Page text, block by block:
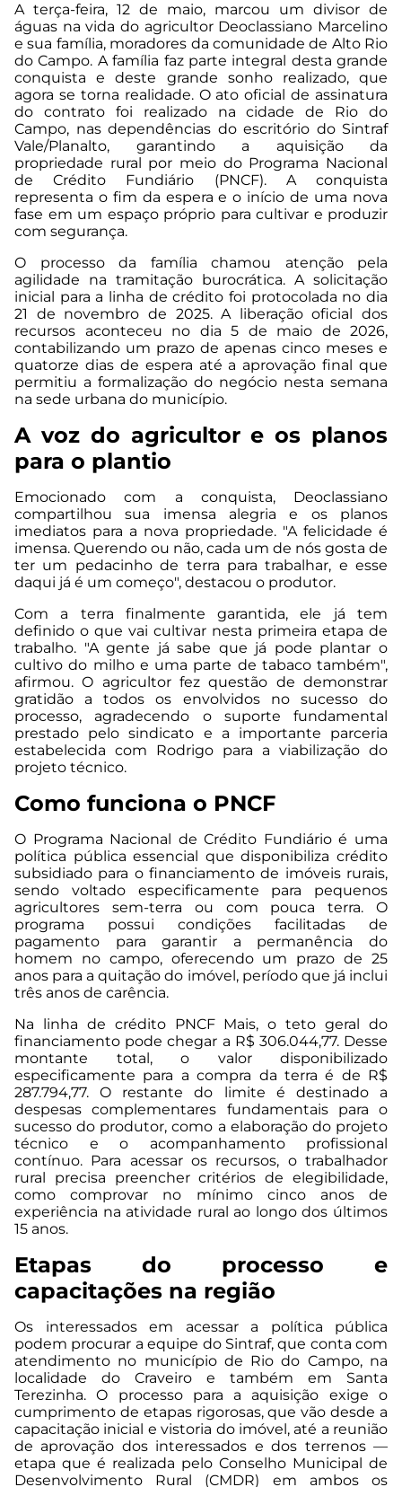
A terça-feira, 12 de maio, marcou um divisor de
águas na vida do agricultor Deoclassiano Marcelino
e sua família, moradores da comunidade de Alto Rio
do Campo. A família faz parte integral desta grande
conquista e deste grande sonho realizado, que
agora se torna realidade. O ato oficial de assinatura
do contrato foi realizado na cidade de Rio do
Campo, nas dependências do escritório do Sintraf
Vale/Planalto, garantindo a aquisição da
propriedade rural por meio do Programa Nacional
de Crédito Fundiário (PNCF). A conquista
representa o fim da espera e o início de uma nova
fase em um espaço próprio para cultivar e produzir
com segurança.
O processo da família chamou atenção pela
agilidade na tramitação burocrática. A solicitação
inicial para a linha de crédito foi protocolada no dia
21 de novembro de 2025. A liberação oficial dos
recursos aconteceu no dia 5 de maio de 2026,
contabilizando um prazo de apenas cinco meses e
quatorze dias de espera até a aprovação final que
permitiu a formalização do negócio nesta semana
na sede urbana do município.
A voz do agricultor e os planos
para o plantio
Emocionado com a conquista, Deoclassiano
compartilhou sua imensa alegria e os planos
imediatos para a nova propriedade. "A felicidade é
imensa. Querendo ou não, cada um de nós gosta de
ter um pedacinho de terra para trabalhar, e esse
daqui já é um começo", destacou o produtor.
Com a terra finalmente garantida, ele já tem
definido o que vai cultivar nesta primeira etapa de
trabalho. "A gente já sabe que já pode plantar o
cultivo do milho e uma parte de tabaco também",
afirmou. O agricultor fez questão de demonstrar
gratidão a todos os envolvidos no sucesso do
processo, agradecendo o suporte fundamental
prestado pelo sindicato e a importante parceria
estabelecida com Rodrigo para a viabilização do
projeto técnico.
Como funciona o PNCF
O Programa Nacional de Crédito Fundiário é uma
política pública essencial que disponibiliza crédito
subsidiado para o financiamento de imóveis rurais,
sendo voltado especificamente para pequenos
agricultores sem-terra ou com pouca terra. O
programa possui condições facilitadas de
pagamento para garantir a permanência do
homem no campo, oferecendo um prazo de 25
anos para a quitação do imóvel, período que já inclui
três anos de carência.
Na linha de crédito PNCF Mais, o teto geral do
financiamento pode chegar a R$ 306.044,77. Desse
montante total, o valor disponibilizado
especificamente para a compra da terra é de R$
287.794,77. O restante do limite é destinado a
despesas complementares fundamentais para o
sucesso do produtor, como a elaboração do projeto
técnico e o acompanhamento profissional
contínuo. Para acessar os recursos, o trabalhador
rural precisa preencher critérios de elegibilidade,
como comprovar no mínimo cinco anos de
experiência na atividade rural ao longo dos últimos
15 anos.
Etapas do processo e
capacitações na região
Os interessados em acessar a política pública
podem procurar a equipe do Sintraf, que conta com
atendimento no município de Rio do Campo, na
localidade do Craveiro e também em Santa
Terezinha. O processo para a aquisição exige o
cumprimento de etapas rigorosas, que vão desde a
capacitação inicial e vistoria do imóvel, até a reunião
de aprovação dos interessados e dos terrenos —
etapa que é realizada pelo Conselho Municipal de
Desenvolvimento Rural (CMDR) em ambos os